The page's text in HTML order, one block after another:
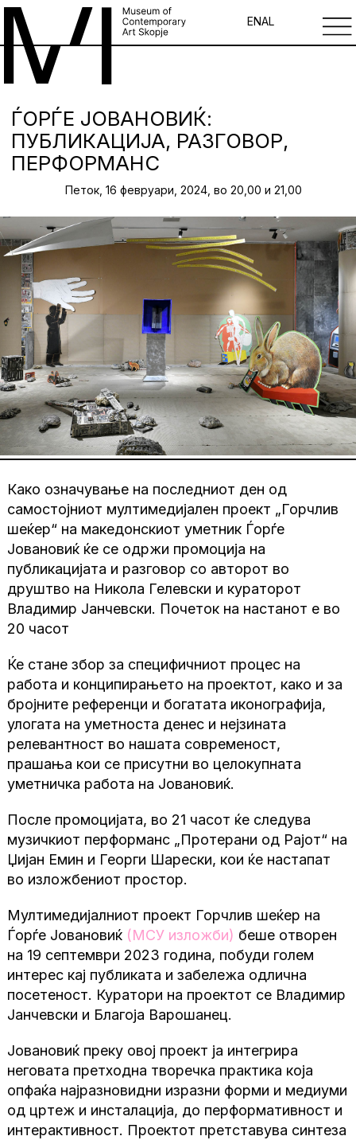
ENAL
ЃОРЃЕ ЈОВАНОВИЌ:
ПУБЛИКАЦИЈА, РАЗГОВОР,
ПЕРФОРМАНС
Петок, 16 февруари, 2024, во 20,00 и 21,00
Како означување на последниот ден од
самостојниот мултимедијален проект „Горчлив
шеќер“ на македонскиот уметник Ѓорѓе
Јовановиќ ќе се одржи промоција на
публикацијата и разговор со авторот во
друштво на Никола Гелевски и кураторот
Владимир Јанчевски. Почеток на настанот е во
20 часот
Ќе стане збор за специфичниот процес на
работа и конципирањето на проектот, како и за
бројните референци и богатата иконографија,
улогата на уметноста денес и нејзината
релевантност во нашата современост,
прашања кои се присутни во целокупната
уметничка работа на Јовановиќ.
После промоцијата, во 21 часот ќе следува
музичкиот перформанс „Протерани од Рајот“ на
Џијан Емин и Георги Шарески, кои ќе настапат
во изложбениот простор.
Мултимедијалниот проект Горчлив шеќер на
Ѓорѓе Јовановиќ (МСУ изложби) беше отворен
на 19 септември 2023 година, побуди голем
интерес кај публиката и забележа одлична
посетеност. Куратори на проектот се Владимир
Јанчевски и Благоја Варошанец.
Јовановиќ преку овој проект ја интегрира
неговата претходна творечка практика која
опфаќа најразновидни изразни форми и медиуми
од цртеж и инсталација, до перформативност и
интерактивност. Проектот претставува синтеза